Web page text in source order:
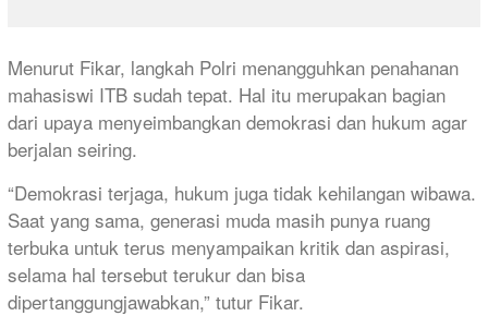
Menurut Fikar, langkah Polri menangguhkan penahanan
mahasiswi ITB sudah tepat. Hal itu merupakan bagian
dari upaya menyeimbangkan demokrasi dan hukum agar
berjalan seiring.
“Demokrasi terjaga, hukum juga tidak kehilangan wibawa.
Saat yang sama, generasi muda masih punya ruang
terbuka untuk terus menyampaikan kritik dan aspirasi,
selama hal tersebut terukur dan bisa
dipertanggungjawabkan,” tutur Fikar.